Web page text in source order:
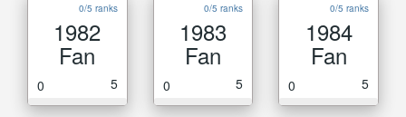
0/5 ranks
1982
Fan
0 5
0/5 ranks
1983
Fan
0 5
0/5 ranks
1984
Fan
0 5